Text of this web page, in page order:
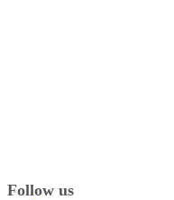
Follow us